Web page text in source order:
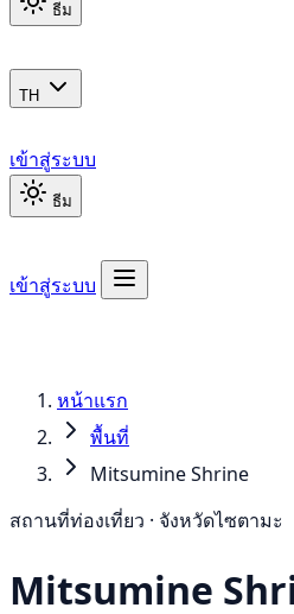
ธีม
TH
เข้าสู่ระบบ
ธีม
เข้าสู่ระบบ
หน้าแรก
พื้นที่
Mitsumine Shrine
สถานที่ท่องเที่ยว · จังหวัดไซตามะ
Mitsumine